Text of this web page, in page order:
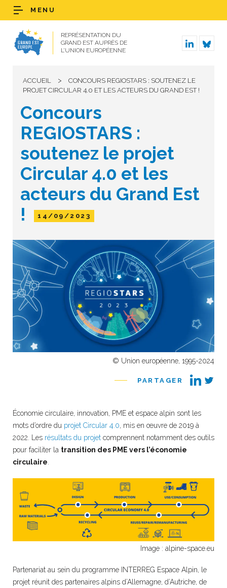
REPRÉSENTATION DU
GRAND EST AUPRÈS DE
L’UNION EUROPÉENNE
MENU
ACCUEIL >
CONCOURS REGIOSTARS : SOUTENEZ LE
PROJET CIRCULAR 4.0 ET LES ACTEURS DU GRAND EST !
Concours
REGIOSTARS :
soutenez le projet
Circular 4.0 et les
acteurs du Grand Est
!
14/09/2023
© Union européenne, 1995-2024
PARTAGER
Économie circulaire, innovation, PME et espace alpin sont les
mots d’ordre du projet Circular 4.0, mis en œuvre de 2019 à
2022. Les résultats du projet comprennent notamment des outils
pour faciliter la transition des PME vers l’économie
circulaire
Image : alpine-space.eu
Partenariat au sein du programme INTERREG Espace Alpin, le
projet réunit des partenaires alpins d’Allemagne, d’Autriche, de